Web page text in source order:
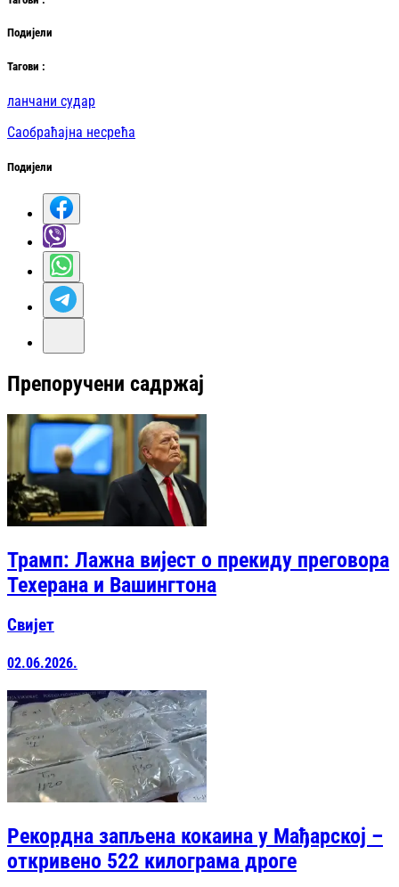
Подијели
Тагови :
ланчани судар
Саобраћајна несрећа
Подијели
Препоручени садржај
Трамп: Лажна вијест о прекиду преговора
Техерана и Вашингтона
Свијет
02.06.2026.
Рекордна запљена кокаина у Мађарској –
откривено 522 килограма дроге